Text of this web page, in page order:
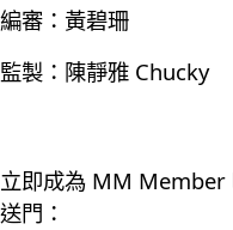
編審：黃碧珊
監製：陳靜雅 Chucky
立即成為 MM Member
送門：